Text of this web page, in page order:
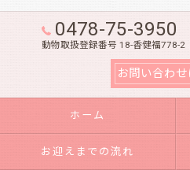
0478-75-3950
動物取扱登録番号 18-香健福778-
お問い合わせ
ホーム
お迎えまでの流れ